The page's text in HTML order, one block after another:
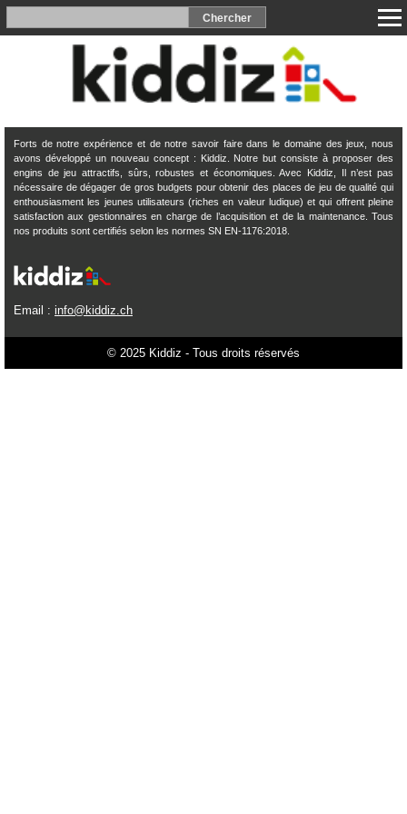
Forts de notre expérience et de notre savoir faire dans le domaine des jeux, nous
avons développé un nouveau concept : Kiddiz. Notre but consiste à proposer des
engins de jeu attractifs, sûrs, robustes et économiques. Avec Kiddiz, Il n’est pas
nécessaire de dégager de gros budgets pour obtenir des places de jeu de qualité qui
enthousiasment les jeunes utilisateurs (riches en valeur ludique) et qui offrent pleine
satisfaction aux gestionnaires en charge de l’acquisition et de la maintenance. Tous
nos produits sont certifiés selon les normes SN EN-1176:2018.
Email : info@kiddiz.ch
© 2025 Kiddiz - Tous droits réservés